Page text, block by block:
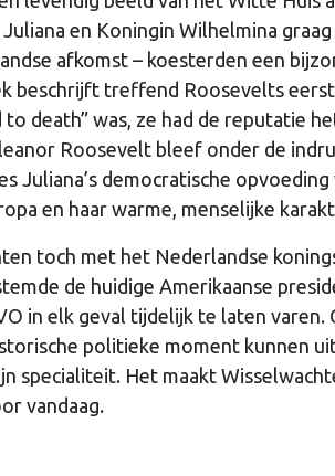
en Koningin Wilhelmina
afkomst – koesterden een
beschrijft treffend Roosevelts
death” was, ze had de reputatie
Roosevelt bleef onder de
Juliana’s democratische
en haar warme, menselijke
toch met het Nederlandse
de huidige Amerikaanse
in elk geval tijdelijk te laten varen.
politieke moment kunnen
specialiteit. Het maakt
vandaag.